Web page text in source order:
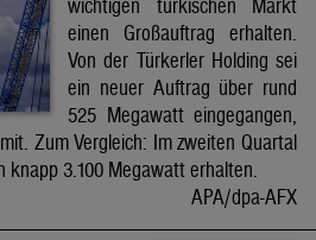
wichtigen türkischen Markt
einen Großauftrag erhalten.
Von der Türkerler Holding sei
ein neuer Auftrag über rund
525 Megawatt eingegangen,
Zum Vergleich: Im zweiten Quartal
knapp 3.100 Megawatt erhalten.
APA/dpa-AFX